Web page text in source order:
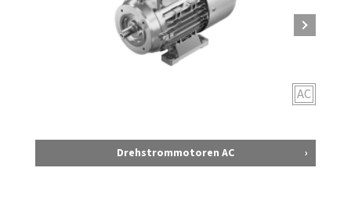
AC
Drehstrommotoren AC